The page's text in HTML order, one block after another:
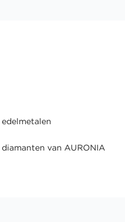
edelmetalen
diamanten van AURONIA